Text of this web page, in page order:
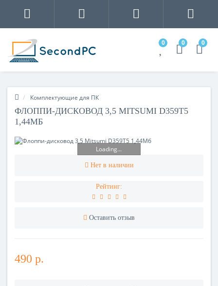
0 0 0
Комплектующие для ПК
ФЛОППИ-ДИСКОВОД 3,5 MITSUMI D359T5
1,44МБ
Loading...
Нет в наличии
Рейтинг:
Оставить отзыв
490 р.